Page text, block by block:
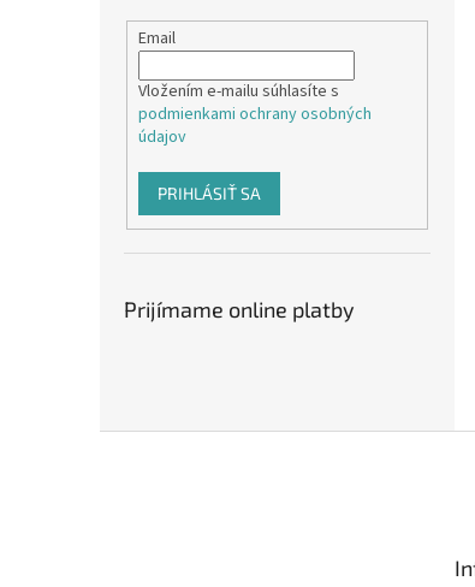
Email
Vložením e-mailu súhlasíte s
podmienkami ochrany osobných
údajov
PRIHLÁSIŤ SA
Prijímame online platby